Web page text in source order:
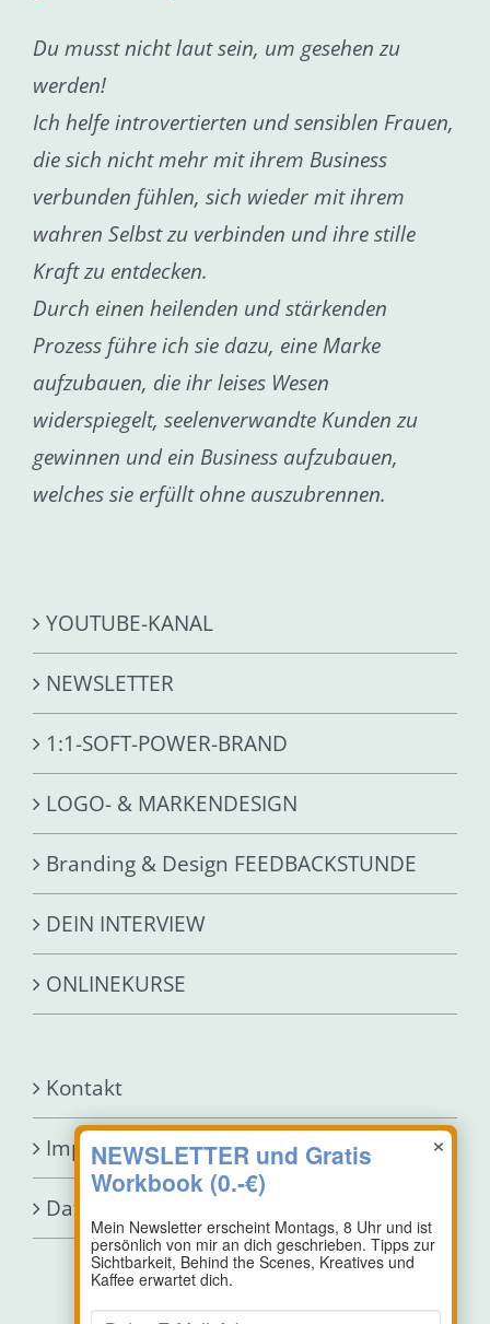
Du musst nicht laut sein, um gesehen zu
werden!
Ich helfe introvertierten und sensiblen Frauen,
die sich nicht mehr mit ihrem Business
verbunden fühlen, sich wieder mit ihrem
wahren Selbst zu verbinden und ihre stille
Kraft zu entdecken.
Durch einen heilenden und stärkenden
Prozess führe ich sie dazu, eine Marke
aufzubauen, die ihr leises Wesen
widerspiegelt, seelenverwandte Kunden zu
gewinnen und ein Business aufzubauen,
welches sie erfüllt ohne auszubrennen.
YOUTUBE-KANAL
NEWSLETTER
1:1-SOFT-POWER-BRAND
LOGO- & MARKENDESIGN
Branding & Design FEEDBACKSTUNDE
DEIN INTERVIEW
ONLINEKURSE
Kontakt
Impressum
Datenschutz
×